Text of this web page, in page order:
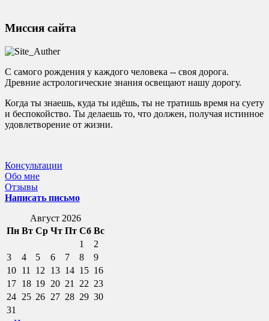
Миссия сайта
С самого рождения у каждого человека -- своя дорога.
Древние астрологические знания освещают нашу дорогу.
Когда ты знаешь, куда ты идёшь, ты не тратишь время на суету
и беспокойство. Ты делаешь то, что должен, получая истинное
удовлетворение от жизни.
Консультации
Обо мне
Отзывы
Написать письмо
Август 2026
Пн Вт Ср Чт Пт Сб Вс
1
2
3
4 5 6 7 8
9
10 11 12 13 14 15 16
17 18 19 20 21 22 23
24 25 26 27 28 29 30
31